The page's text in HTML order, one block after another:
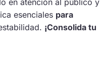
en atención al público y
esenciales para
¡Consolida tu